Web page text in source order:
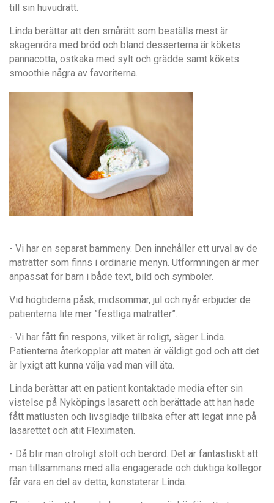
till sin huvudrätt.
Linda berättar att den smårätt som beställs mest är
skagenröra med bröd och bland desserterna är kökets
pannacotta, ostkaka med sylt och grädde samt kökets
smoothie några av favoriterna.
- Vi har en separat barnmeny. Den innehåller ett urval av de
maträtter som finns i ordinarie menyn. Utformningen är mer
anpassat för barn i både text, bild och symboler.
Vid högtiderna påsk, midsommar, jul och nyår erbjuder de
patienterna lite mer ”festliga maträtter”.
- Vi har fått fin respons, vilket är roligt, säger Linda.
Patienterna återkopplar att maten är väldigt god och att det
är lyxigt att kunna välja vad man vill äta.
Linda berättar att en patient kontaktade media efter sin
vistelse på Nyköpings lasarett och berättade att han hade
fått matlusten och livsglädje tillbaka efter att legat inne på
lasarettet och ätit Fleximaten.
- Då blir man otroligt stolt och berörd. Det är fantastiskt att
man tillsammans med alla engagerade och duktiga kollegor
får vara en del av detta, konstaterar Linda.